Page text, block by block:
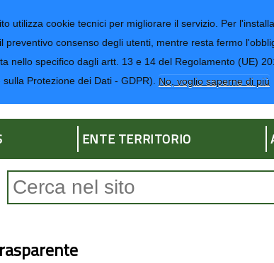
utilizza cookie tecnici per migliorare il servizio. Per
preventivo consenso degli utenti, mentre resta fermo
nello specifico dagli artt. 13 e 14 del Regolamento (UE)
sulla Protezione dei Dati - GDPR). No, voglio saperne di più
Provincia di Imperia
ENTE TERRITORIO